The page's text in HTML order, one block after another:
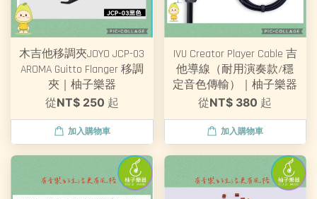
木吉他移調夾JOYO JCP-03
AROMA Guitto Flanger 移調
夾｜柚子樂器
從NT$ 250 起
加入購物車
IVU Creator Player Cable 吉
他導線（耐用演奏款/穩
定音色傳輸）｜柚子樂器
從NT$ 380 起
加入購物車